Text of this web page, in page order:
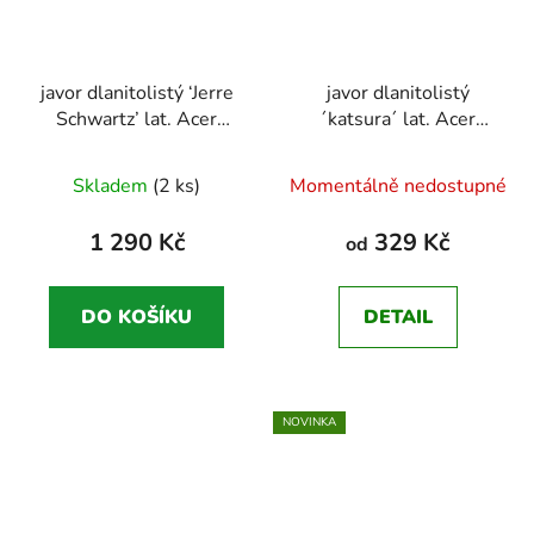
javor dlanitolistý ‘Jerre
Schwartz’ lat. Acer
javor 20-40 Cm
Skladem (2 ks)
1 290 Kč
DO KOŠÍKU
javor dlanitolistý
´katsura´ lat. Acer
hodnocení
produktu
4,8
z
Momentálně nedostupné
od 329 Kč
DETAIL
NOVINKA